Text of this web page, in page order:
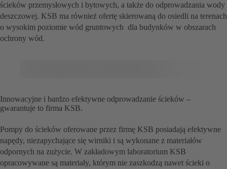
ścieków przemysłowych i bytowych, a także do odprowadzania wody
deszczowej. KSB ma również ofertę skierowaną do osiedli na terenach
o wysokim poziomie wód gruntowych dla budynków w obszarach
ochrony wód.
Innowacyjne i bardzo efektywne odprowadzanie ścieków –
gwarantuje to firma KSB.
Pompy do ścieków oferowane przez firmę KSB posiadają efektywne
napędy, niezapychające się wirniki i są wykonane z materiałów
odpornych na zużycie. W zakładowym laboratorium KSB
opracowywane są materiały, którym nie zaszkodzą nawet ścieki o